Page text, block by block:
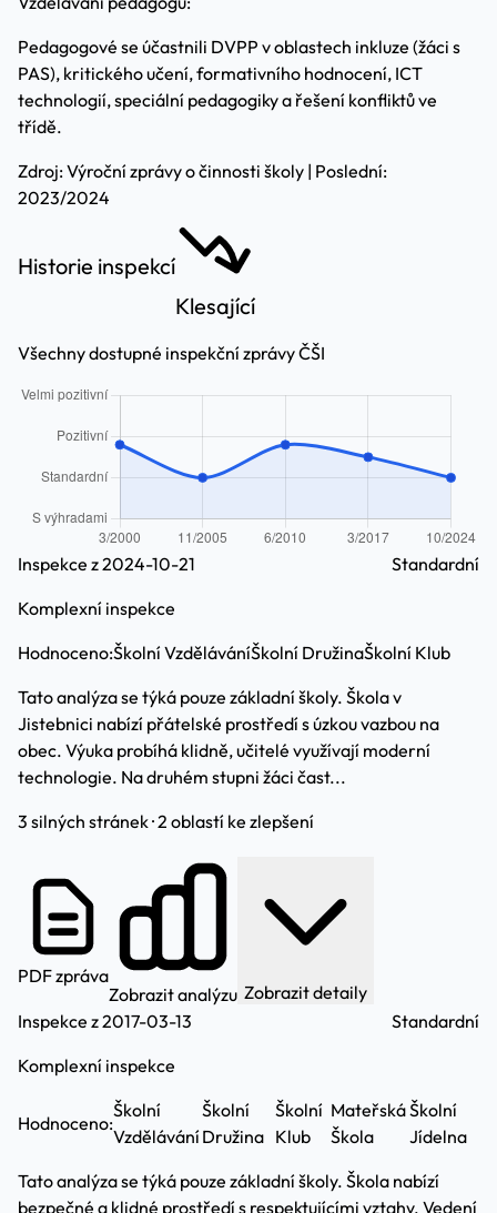
Pedagogové se účastnili DVPP v oblastech inkluze (žáci s
PAS), kritického učení, formativního hodnocení, ICT
technologií, speciální pedagogiky a řešení konfliktů ve
třídě.
Zdroj: Výroční zprávy o činnosti školy | Poslední:
2023/2024
Historie inspekcí
Klesající
Všechny dostupné inspekční zprávy ČŠI
Inspekce z 2024-10-21
Komplexní inspekce
Standardní
Hodnoceno:Školní VzděláváníŠkolní DružinaŠkolní Klub
Tato analýza se týká pouze základní školy. Škola v
Jistebnici nabízí přátelské prostředí s úzkou vazbou na
obec. Výuka probíhá klidně, učitelé využívají moderní
technologie. Na druhém stupni žáci čast...
3 silných stránek · 2 oblastí ke zlepšení
PDF zpráva
Zobrazit analýzu Zobrazit detaily
Inspekce z 2017-03-13
Komplexní inspekce
Standardní
Hodnoceno:
Školní
Vzdělávání
Školní
Družina
Školní
Klub
Mateřská
Škola
Školní
Jídelna
Tato analýza se týká pouze základní školy. Škola nabízí
bezpečné a klidné prostředí s respektujícími vztahy. Vedení